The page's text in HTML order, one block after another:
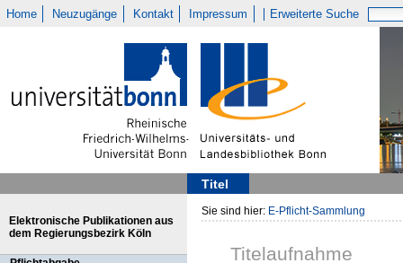
Home Neuzugänge Kontakt Impressum Erweiterte Suche
Titel
Elektronische Publikationen aus
dem Regierungsbezirk Köln
Sie sind hier: E-Pflicht-Sammlung
Titelaufnahme